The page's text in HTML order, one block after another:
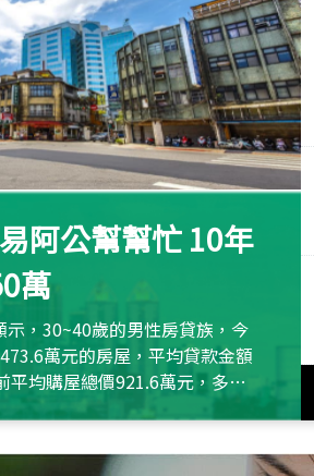
阿公幫幫忙 10年
萬
，30~40歲的男性房貸族，今
萬元的房屋，平均貸款金額
平均購屋總價921.6萬元，多出
多